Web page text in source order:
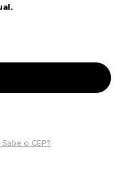
Sabe o CEP?